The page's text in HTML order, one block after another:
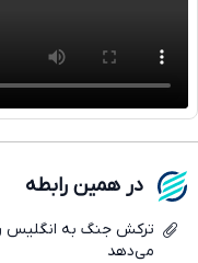
در همین رابطه
ترکش جنگ به انگلیس
می‌دهد